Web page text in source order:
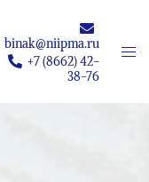
binak@niipma.ru
+7 (8662) 42-
38-76